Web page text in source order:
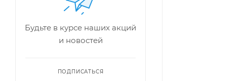
Будьте в курсе наших акций
и новостей
ПОДПИСАТЬСЯ